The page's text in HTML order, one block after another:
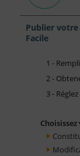
Publier votre
Facile
1 -
2 -
3 -